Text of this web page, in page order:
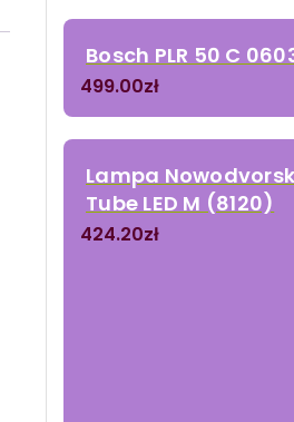
Bosch PLR 50 C
499.00zł
Lampa
Tube LED M (8120)
424.20zł